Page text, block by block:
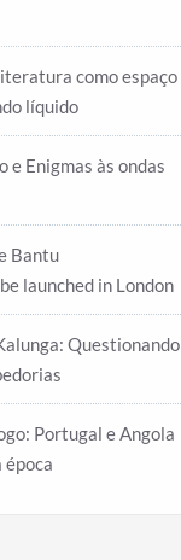
como espaço
líquido
e Enigmas às ondas
Bantu
launched in London
Questionando
Portugal e Angola
época